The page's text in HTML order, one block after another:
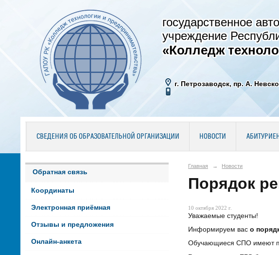
государственное
учреждение
«Колледж
г. Петрозаводск, пр. А.
СВЕДЕНИЯ ОБ ОБРАЗОВАТЕЛЬНОЙ ОРГАНИЗАЦИИ НОВОСТИ
Обратная связь
Координаты
Электронная приёмная
Отзывы и предложения
Онлайн-анкета
Главная → Новости
Порядок
10 октября 2022 г.
Уважаемые студенты!
Информируем вас о
Обучающиеся СПО имеют